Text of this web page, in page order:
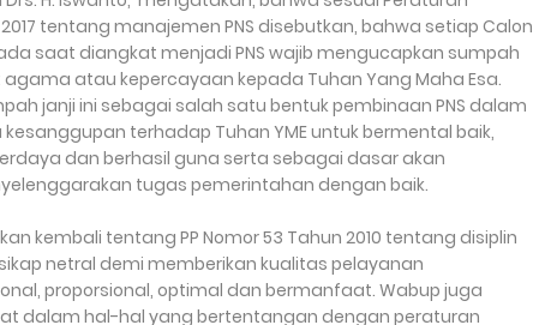
2017 tentang manajemen PNS disebutkan, bahwa setiap Calon
saat diangkat menjadi PNS wajib mengucapkan sumpah
atau kepercayaan kepada Tuhan Yang Maha Esa.
janji ini sebagai salah satu bentuk pembinaan PNS dalam
terhadap Tuhan YME untuk bermental baik,
dan berhasil guna serta sebagai dasar akan
tugas pemerintahan dengan baik.
kembali tentang PP Nomor 53 Tahun 2010 tentang disiplin
netral demi memberikan kualitas pelayanan
proporsional, optimal dan bermanfaat. Wabup juga
dalam hal-hal yang bertentangan dengan peraturan